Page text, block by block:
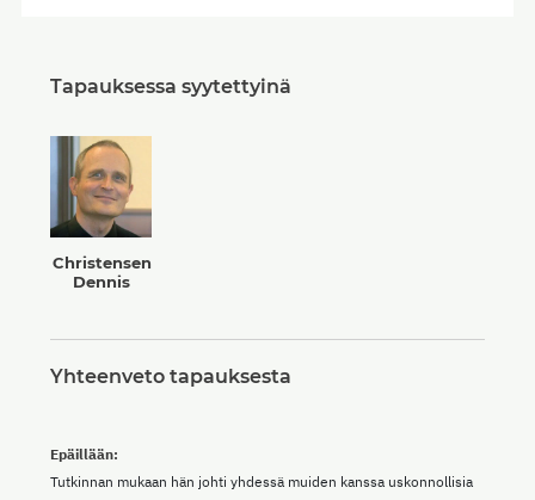
Tapauksessa syytettyinä
Christensen
Dennis
Yhteenveto tapauksesta
Epäillään:
Tutkinnan mukaan hän johti yhdessä muiden kanssa uskonnollisia